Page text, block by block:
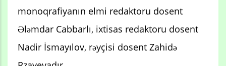
monoqrafiyanın elmi redaktoru dosent
Ələmdar Cabbarlı, ixtisas redaktoru dosent
Nadir İsmayılov, rəyçisi dosent Zahidə